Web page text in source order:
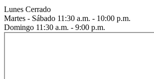
Lunes Cerrado
Martes - Sábado 11:30 a.m. - 10:00 p.m.
Domingo 11:30 a.m. - 9:00 p.m.